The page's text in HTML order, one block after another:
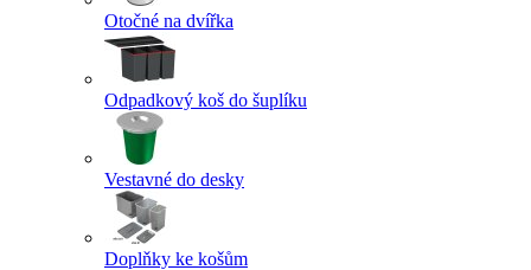
Otočné na dvířka
Odpadkový koš do šuplíku
Vestavné do desky
Doplňky ke košům